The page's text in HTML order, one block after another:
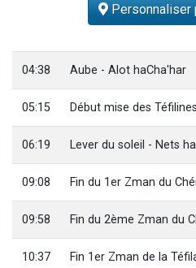
Ariel vient de
Il reste 49
Eva vient de
Personnaliser
04:38 Aube - Alot haCha'har
05:15 Début mise des
06:19 Lever du soleil - Nets
09:08 Fin du 1er Zman du
09:58 Fin du 2ème Zman du
10:37 Fin 1er Zman de la